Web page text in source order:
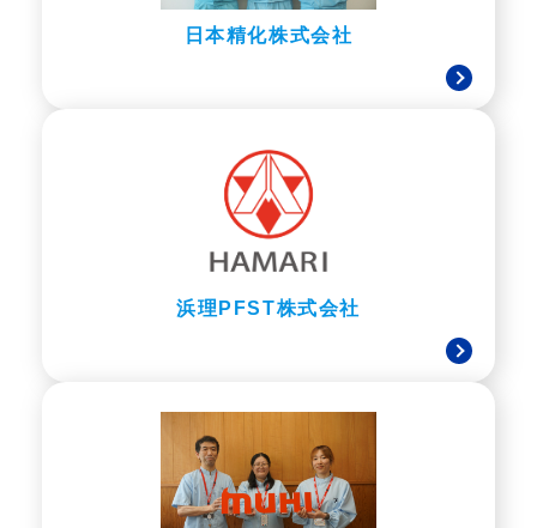
日本精化株式会社
浜理PFST株式会社